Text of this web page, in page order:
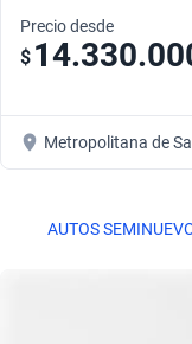
Precio desde
$
Metropolitana de
AUTOS